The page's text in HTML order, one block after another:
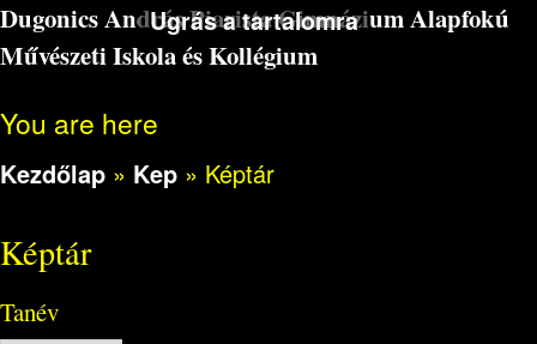
Ugrás a tartalomra
Dugonics András Piarista Gimnázium Alapfokú
Művészeti Iskola és Kollégium
You are here
Kezdőlap » Kep » Képtár
Képtár
Tanév